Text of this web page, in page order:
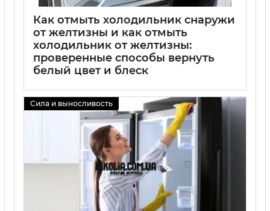
Как отмыть холодильник снаружи
от желтизны и как отмыть
холодильник от желтизны:
проверенные способы вернуть
белый цвет и блеск
02 09 2025 0
Сила и выносливость